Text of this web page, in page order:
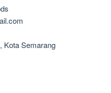
Kota Semarang